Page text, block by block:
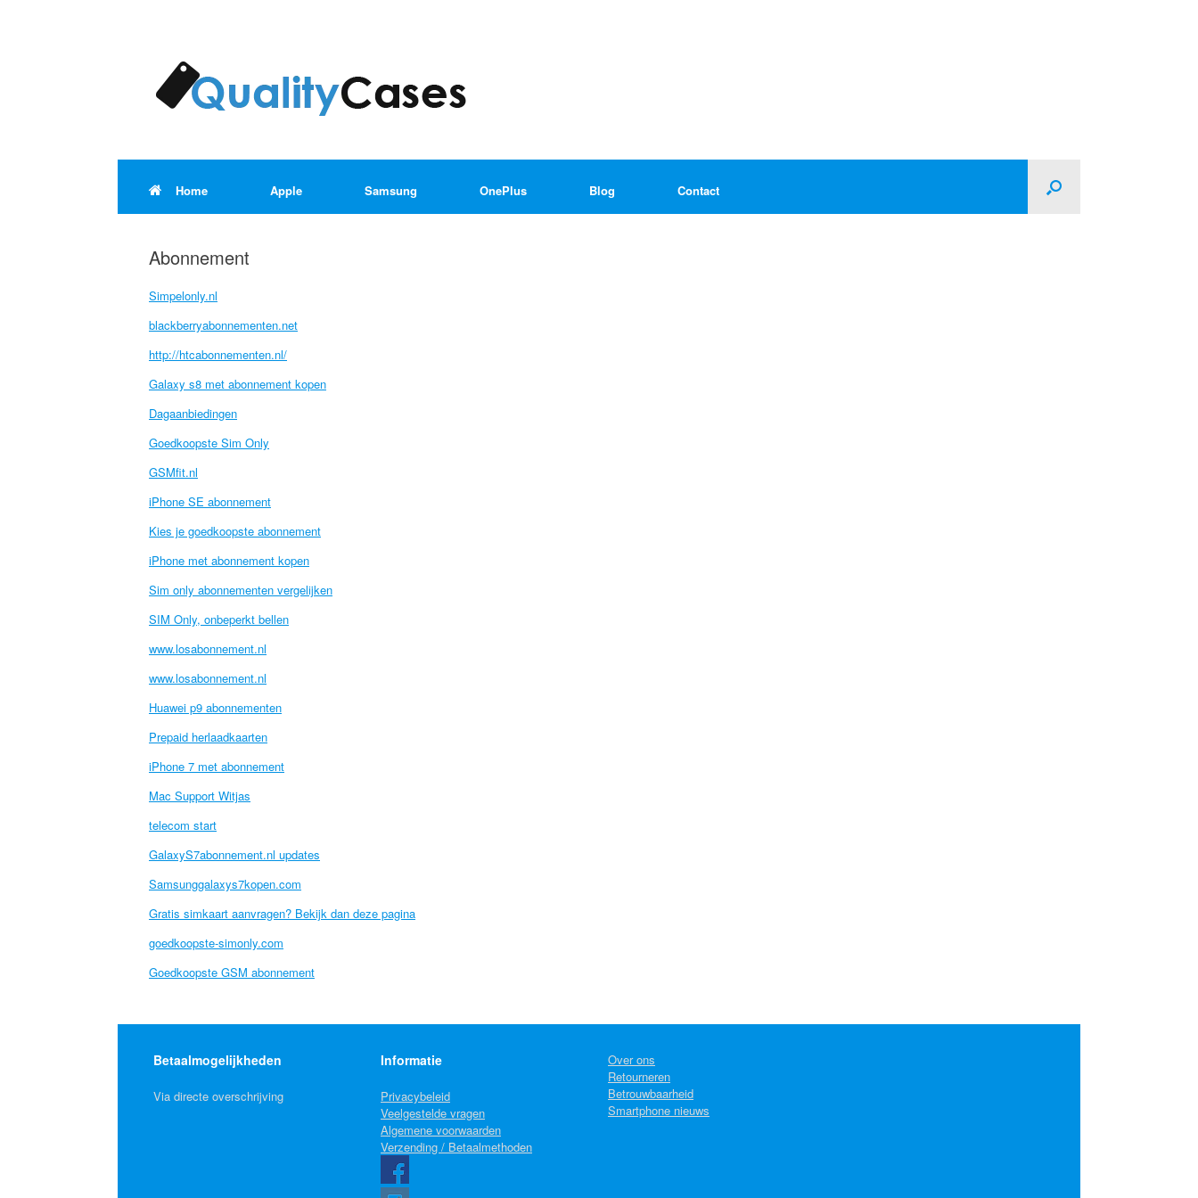
Home Apple Samsung OnePlus Blog Contact
Abonnement
Simpelonly.nl
blackberryabonnementen.net
http://htcabonnementen.nl/
Galaxy s8 met abonnement kopen
Dagaanbiedingen
Goedkoopste Sim Only
GSMfit.nl
iPhone SE abonnement
Kies je goedkoopste abonnement
iPhone met abonnement kopen
Sim only abonnementen vergelijken
SIM Only, onbeperkt bellen
www.losabonnement.nl
www.losabonnement.nl
Huawei p9 abonnementen
Prepaid herlaadkaarten
iPhone 7 met abonnement
Mac Support Witjas
telecom start
GalaxyS7abonnement.nl updates
Samsunggalaxys7kopen.com
Gratis simkaart aanvragen? Bekijk dan deze pagina
goedkoopste-simonly.com
Goedkoopste GSM abonnement
Betaalmogelijkheden
Via directe overschrijving
Informatie
Privacybeleid
Veelgestelde vragen
Algemene voorwaarden
Verzending / Betaalmethoden
Over ons
Retourneren
Betrouwbaarheid
Smartphone nieuws